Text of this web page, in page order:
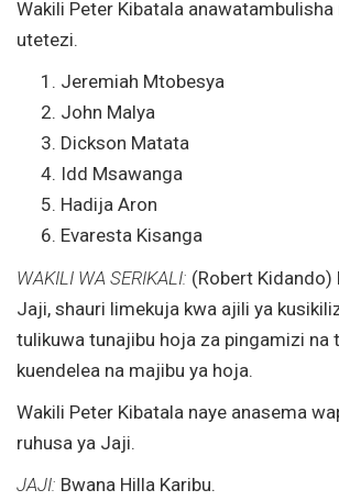
Wakili Peter Kibatala
utetezi.
Jeremiah Mtobesya
John Malya
Dickson Matata
Idd Msawanga
Hadija Aron
Evaresta Kisanga
WAKILI WA SERIKALI: (Robert Kidando)
Jaji, shauri limekuja kwa ajili ya
tulikuwa tunajibu hoja za pingamizi na
kuendelea na majibu ya hoja.
Wakili Peter Kibatala naye anasema
ruhusa ya Jaji.
JAJI: Bwana Hilla Karibu.